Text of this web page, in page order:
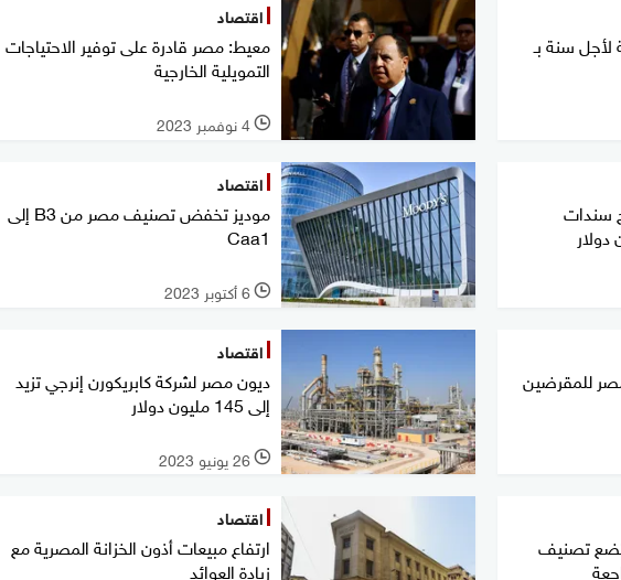
سنة بـ
اقتصاد
معيط: مصر قادرة على توفير الاحتياجات
التمويلية الخارجية
l 4 نوفمبر 2023
سندات
اقتصاد
موديز تخفض تصنيف مصر من B3 إلى
Caa1
l 6 أكتوبر 2023
للمقرضين
اقتصاد
ديون مصر لشركة كابريكورن إنرجي تزيد
إلى 145 مليون دولار
l 26 يونيو 2023
تصنيف
اقتصاد
ارتفاع مبيعات أذون الخزانة المصرية مع
زيادة العوائد